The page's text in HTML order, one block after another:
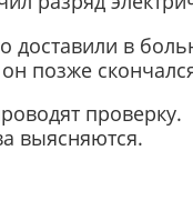
доставили в
позже
проверку.
выясняются.